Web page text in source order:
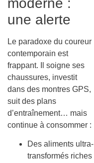
moderne :
une alerte
Le paradoxe du coureur
contemporain est
frappant. Il soigne ses
chaussures, investit
dans des montres GPS,
suit des plans
d’entraînement… mais
continue à consommer :
Des aliments ultra-
transformés riches